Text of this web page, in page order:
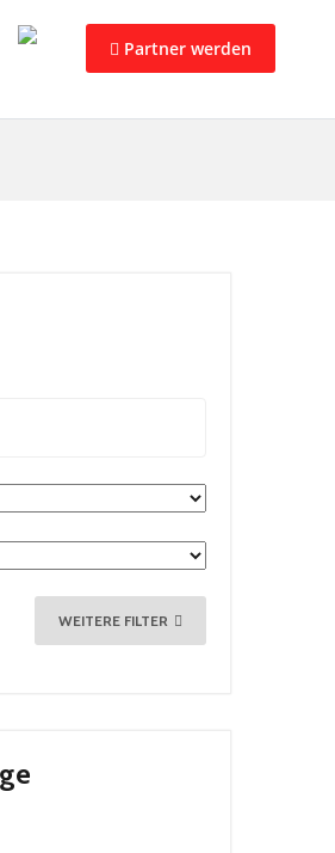
Partner werden
WEITERE FILTER